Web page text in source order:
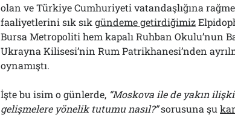
olan ve Türkiye Cumhuriyeti vatandaşlığına
faaliyetlerini sık sıkgündeme getirdiğimiz
Bursa Metropoliti hem kapalı Ruhban Okulu’nun
Ukrayna Kilisesi’nin Rum Patrikhanesi’nden
oynamıştı.
İşte bu isim o günlerde, “Moskova ile de yakın
gelişmelere yönelik tutumu nasıl?”sorusuna şu